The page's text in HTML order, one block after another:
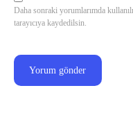
Daha sonraki yorumlarımda
tarayıcıya kaydedilsin.